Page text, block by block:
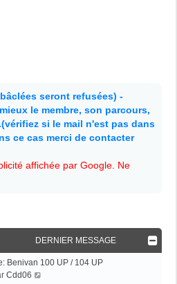
seront refusées) -
le membre, son parcours,
si le mail n'est pas dans
ce cas merci de contacter
affichée par Google. Ne
DERNIER MESSAGE
Benivan 100 UP / 104 UP
Cdd06